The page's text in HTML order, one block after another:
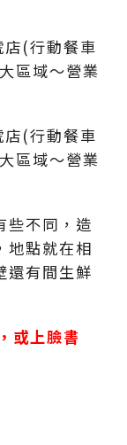
些不同，造
地點就在相
還有間生鮮
或上臉書